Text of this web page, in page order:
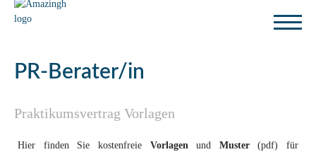
PR-Berater/in
Praktikumsvertrag Vorlagen
Hier finden Sie kostenfreie Vorlagenund Muster(pdf) für